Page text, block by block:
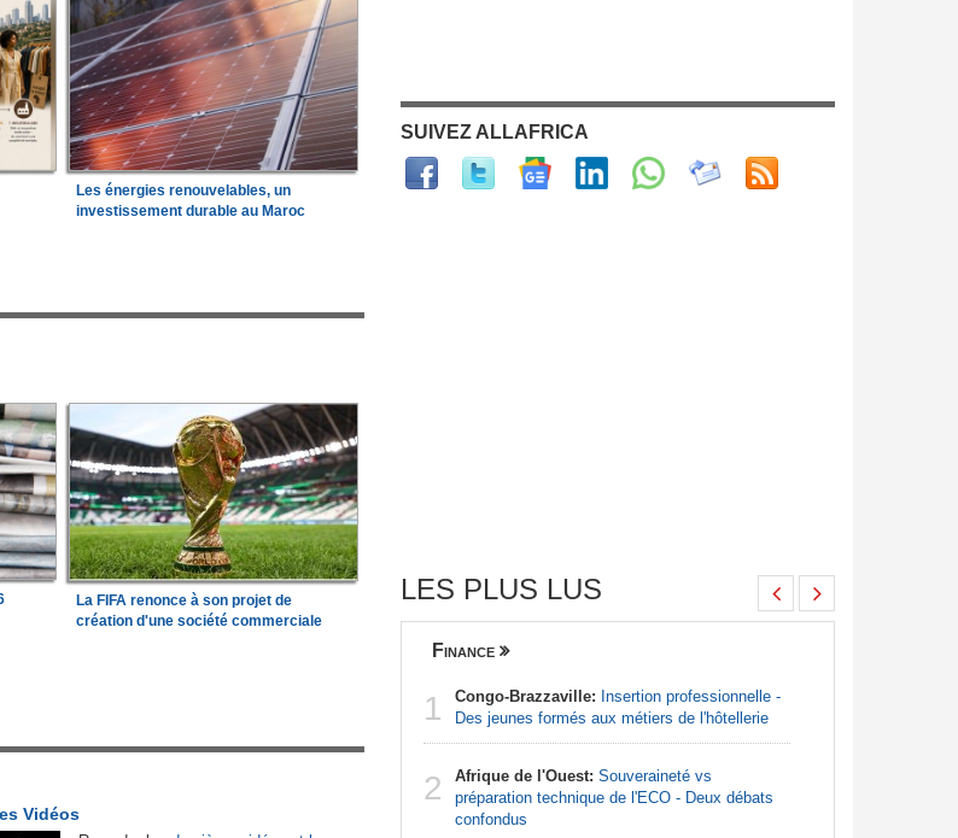
Les énergies renouvelables, un
investissement durable au Maroc
La FIFA renonce à son projet de
création d'une société commerciale
Vidéos
SUIVEZ ALLAFRICA
LES PLUS LUS
Finance
1 Congo-Brazzaville: Insertion professionnelle -
Des jeunes formés aux métiers de l'hôtellerie
2 Afrique de l'Ouest: Souveraineté vs
préparation technique de l'ECO - Deux débats
confondus